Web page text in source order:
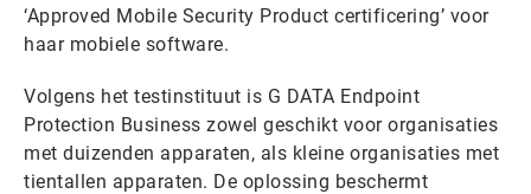
‘Approved Mobile Security Product certificering’ voor
haar mobiele software.
Volgens het testinstituut is G DATA Endpoint
Protection Business zowel geschikt voor organisaties
met duizenden apparaten, als kleine organisaties met
tientallen apparaten. De oplossing beschermt